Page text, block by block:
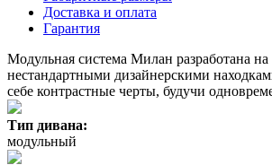
Доставка и оплата
Гарантия
Модульная система Милан разработана
нестандартными дизайнерскими
себе контрастные черты, будучи
Тип дивана:
модульный